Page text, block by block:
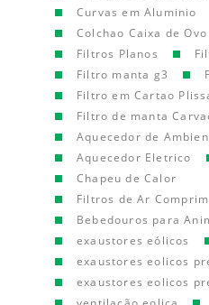
Curvas em Aluminio
Colchao Caixa de Ovo
Filtros Planos
Filtro manta g3
Filtro em Cartao
Filtro de manta
Aquecedor de
Aquecedor Eletrico
Chapeu de Calor
Filtros de Ar
Bebedouros para
exaustores eólicos
exaustores eolicos
exaustores eolicos